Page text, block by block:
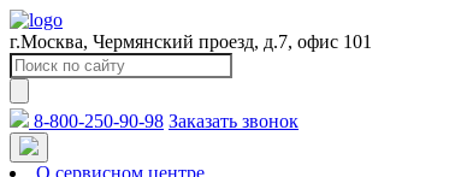
г.Москва, Чермянский проезд, д.7, офис 101
8-800-250-90-98 Заказать звонок
О сервисном центре